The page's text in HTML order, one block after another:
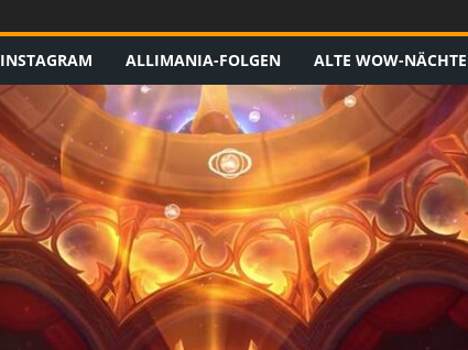
INSTAGRAM ALLIMANIA-FOLGEN ALTE WOW-NÄCHTE